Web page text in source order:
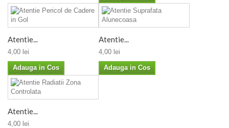
Atentie...
4,00 lei
Adauga in Cos
Atentie...
4,00 lei
Adauga in Cos
Atentie...
4,00 lei